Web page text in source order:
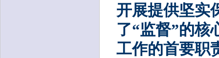
开展提供坚实
了“监督”的核
工作的首要职